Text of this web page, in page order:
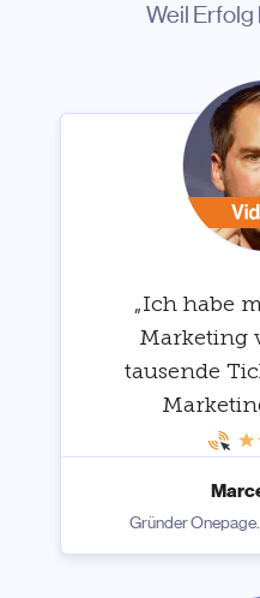
Weil Erfolg
„Ich habe
Marketing
tausende
Gründer